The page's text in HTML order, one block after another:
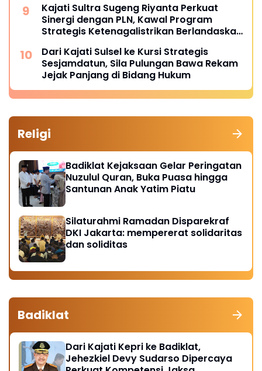
Kajati Sultra Sugeng Riyanta Perkuat
Sinergi dengan PLN, Kawal Program
Strategis Ketenagalistrikan Berlandaskan
Dari Kajati Sulsel ke Kursi Strategis
Sesjamdatun, Sila Pulungan Bawa Rekam
Jejak Panjang di Bidang Hukum
Religi
Badiklat Kejaksaan Gelar Peringatan
Nuzulul Quran, Buka Puasa hingga
Santunan Anak Yatim Piatu
Silaturahmi Ramadan Disparekraf
DKI Jakarta: mempererat solidaritas
dan soliditas
Badiklat
Dari Kajati Kepri ke Badiklat,
Jehezkiel Devy Sudarso Dipercaya